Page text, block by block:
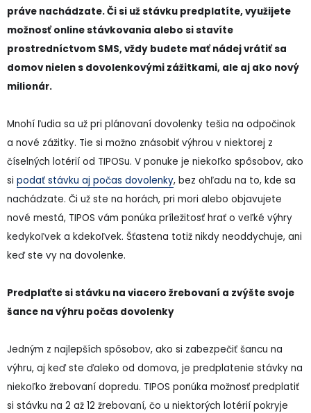
práve nachádzate. Či si už stávku predplatíte, využijete
možnosť online stávkovania alebo si stavíte
prostredníctvom SMS, vždy budete mať nádej vrátiť sa
domov nielen s dovolenkovými zážitkami, ale aj ako nový
milionár.
Mnohí ľudia sa už pri plánovaní dovolenky tešia na odpočinok
a nové zážitky. Tie si možno znásobiť výhrou v niektorej z
číselných lotérií od TIPOSu. V ponuke je niekoľko spôsobov, ako
si podať stávku aj počas dovolenky, bez ohľadu na to, kde sa
nachádzate. Či už ste na horách, pri mori alebo objavujete
nové mestá, TIPOS vám ponúka príležitosť hrať o veľké výhry
kedykoľvek a kdekoľvek. Šťastena totiž nikdy neoddychuje, ani
keď ste vy na dovolenke.
Predplaťte si stávku na viacero žrebovaní a zvýšte svoje
šance na výhru počas dovolenky
Jedným z najlepších spôsobov, ako si zabezpečiť šancu na
výhru, aj keď ste ďaleko od domova, je predplatenie stávky na
niekoľko žrebovaní dopredu. TIPOS ponúka možnosť predplatiť
si stávku na 2 až 12 žrebovaní, čo u niektorých lotérií pokryje